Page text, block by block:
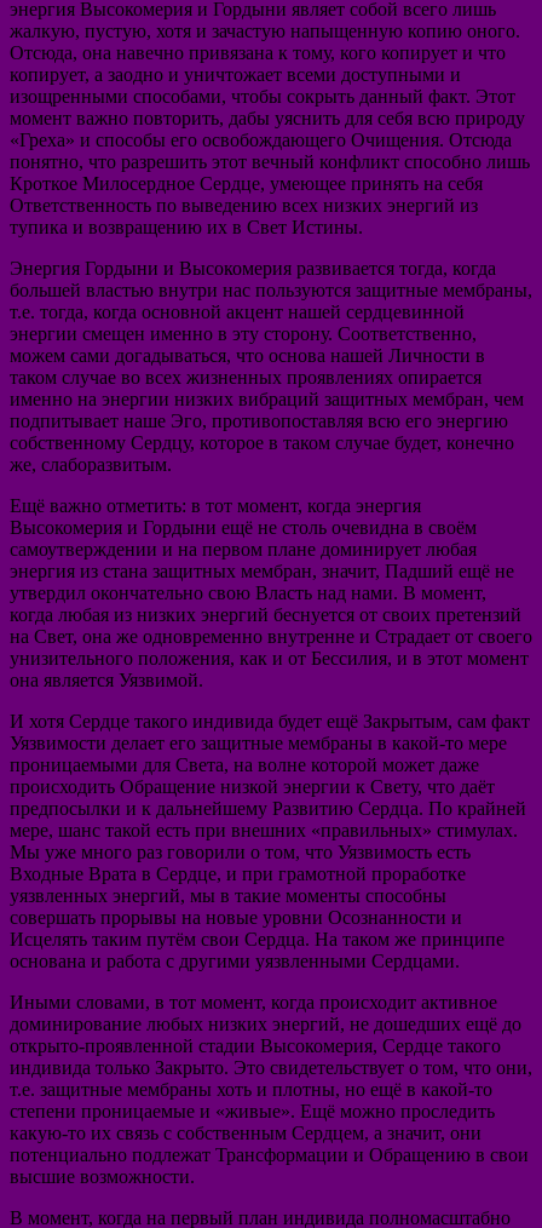
энергия Высокомерия и Гордыни являет собой всего лишь
жалкую, пустую, хотя и зачастую напыщенную копию оного.
Отсюда, она навечно привязана к тому, кого копирует и что
копирует, а заодно и уничтожает всеми доступными и
изощренными способами, чтобы сокрыть данный факт. Этот
момент важно повторить, дабы уяснить для себя всю природу
«Греха» и способы его освобождающего Очищения. Отсюда
понятно, что разрешить этот вечный конфликт способно лишь
Кроткое Милосердное Сердце, умеющее принять на себя
Ответственность по выведению всех низких энергий из
тупика и возвращению их в Свет Истины.
Энергия Гордыни и Высокомерия развивается тогда, когда
большей властью внутри нас пользуются защитные мембраны,
т.е. тогда, когда основной акцент нашей сердцевинной
энергии смещен именно в эту сторону. Соответственно,
можем сами догадываться, что основа нашей Личности в
таком случае во всех жизненных проявлениях опирается
именно на энергии низких вибраций защитных мембран, чем
подпитывает наше Эго, противопоставляя всю его энергию
собственному Сердцу, которое в таком случае будет, конечно
же, слаборазвитым.
Ещё важно отметить: в тот момент, когда энергия
Высокомерия и Гордыни ещё не столь очевидна в своём
самоутверждении и на первом плане доминирует любая
энергия из стана защитных мембран, значит, Падший ещё не
утвердил окончательно свою Власть над нами. В момент,
когда любая из низких энергий беснуется от своих претензий
на Свет, она же одновременно внутренне и Страдает от своего
унизительного положения, как и от Бессилия, и в этот момент
она является Уязвимой.
И хотя Сердце такого индивида будет ещё Закрытым, сам факт
Уязвимости делает его защитные мембраны в какой-то мере
проницаемыми для Света, на волне которой может даже
происходить Обращение низкой энергии к Свету, что даёт
предпосылки и к дальнейшему Развитию Сердца. По крайней
мере, шанс такой есть при внешних «правильных» стимулах.
Мы уже много раз говорили о том, что Уязвимость есть
Входные Врата в Сердце, и при грамотной проработке
уязвленных энергий, мы в такие моменты способны
совершать прорывы на новые уровни Осознанности и
Исцелять таким путём свои Сердца. На таком же принципе
основана и работа с другими уязвленными Сердцами.
Иными словами, в тот момент, когда происходит активное
доминирование любых низких энергий, не дошедших ещё до
открыто-проявленной стадии Высокомерия, Сердце такого
индивида только Закрыто. Это свидетельствует о том, что они,
т.е. защитные мембраны хоть и плотны, но ещё в какой-то
степени проницаемые и «живые». Ещё можно проследить
какую-то их связь с собственным Сердцем, а значит, они
потенциально подлежат Трансформации и Обращению в свои
высшие возможности.
В момент, когда на первый план индивида полномасштабно